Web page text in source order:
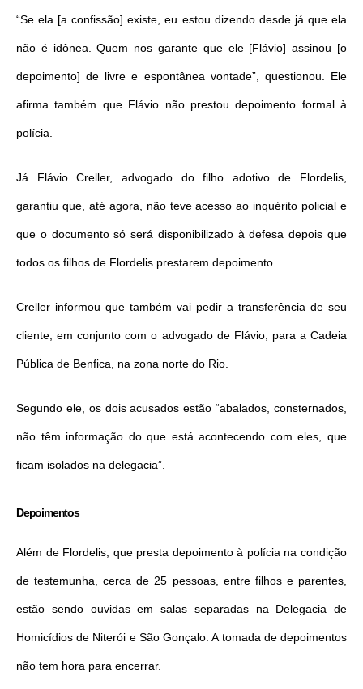
“Se ela [a confissão] existe, eu estou dizendo desde já que ela
não é idônea. Quem nos garante que ele [Flávio] assinou [o
depoimento] de livre e espontânea vontade”, questionou. Ele
afirma também que Flávio não prestou depoimento formal à
polícia.
Já Flávio Creller, advogado do filho adotivo de Flordelis,
garantiu que, até agora, não teve acesso ao inquérito policial e
que o documento só será disponibilizado à defesa depois que
todos os filhos de Flordelis prestarem depoimento.
Creller informou que também vai pedir a transferência de seu
cliente, em conjunto com o advogado de Flávio, para a Cadeia
Pública de Benfica, na zona norte do Rio.
Segundo ele, os dois acusados estão “abalados, consternados,
não têm informação do que está acontecendo com eles, que
ficam isolados na delegacia”.
Depoimentos
Além de Flordelis, que presta depoimento à polícia na condição
de testemunha, cerca de 25 pessoas, entre filhos e parentes,
estão sendo ouvidas em salas separadas na Delegacia de
Homicídios de Niterói e São Gonçalo. A tomada de depoimentos
não tem hora para encerrar.